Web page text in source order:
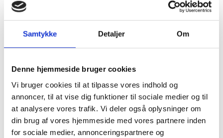
Samtykke Detaljer Om
Denne hjemmeside bruger cookies
Vi bruger cookies til at tilpasse vores indhold og
annoncer, til at vise dig funktioner til sociale medier og til
at analysere vores trafik. Vi deler også oplysninger om
din brug af vores hjemmeside med vores partnere inden
for sociale medier, annonceringspartnere og
Havebænke med blomsterkasser
Eukalyptus træbænke
Gyngebænke
Sport
Trampoliner
Gynger
Hoppeborge
Legehuse
Sandkasser
Gokart og el-biler
Havemøbler